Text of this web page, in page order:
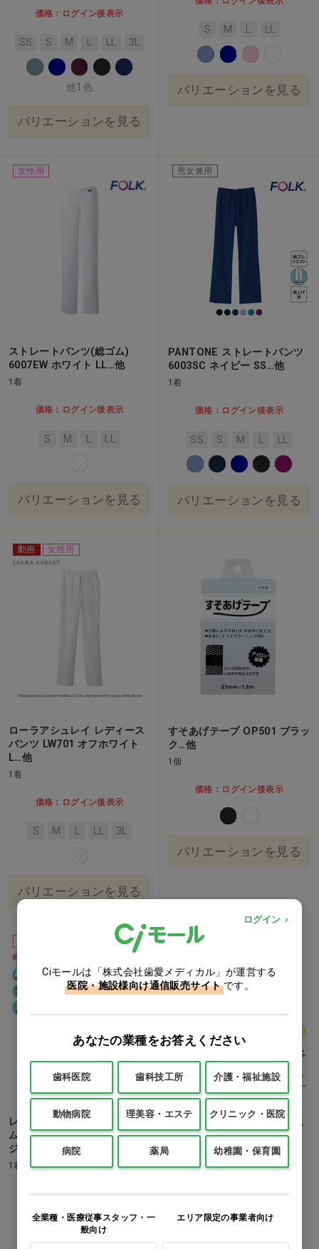
価格：ログイン後表示
SS S M L LL 3L
他1色
バリエーションを見る
S M L LL
バリエーションを見る
女性用
ストレートパンツ(総ゴム)
6007EW ホワイト LL…他
1着
価格：ログイン後表示
S M
バリエーションを見る
男女兼用
PANTONE ストレートパンツ
6003SC ネイビー SS…他
1着
価格：ログイン後表示
SS S M
バリエーションを見る
動画 女性用
ローラアシュレイ レディース
パンツ LW701 オフホワイト
L…他
1着
価格：ログイン後表示
S M 3L
バリエーションを見る
すそあげテープ OP501 ブラッ
ク…他
1個
価格：ログイン後表示
バリエーションを見る
レディース 超ストレッチ スリ
ムパンツ F-9705 サンドベー
ジュ S…他
1着
価格：ログイン後表示
S M L LL
女性用
ローラアシュレイ レディース
パンツ LW701 ネイビー 3L…
他
1着
価格：ログイン後表示
M L LL Ｓ
ログイン
Ciモールは「株式会社歯愛メディカル」が運営する
医院・施設様向け通信販売サイト です。
あなたの業種をお答えください
歯科医院 歯科技工所 介護・福祉施設
動物病院 理美容・エステ クリニック・医院
病院 薬局 幼稚園・保育園
全業種・医療従事スタッフ・一
般向け
エリア限定の事業者向け